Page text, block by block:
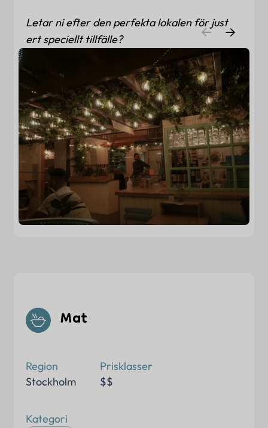
Letar ni efter den perfekta lokalen för just
ert speciellt tillfälle?
Mat
Region
Stockholm
Prisklasser
$$
Kategori